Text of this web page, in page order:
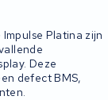
Platina zijn
Deze
defect BMS,